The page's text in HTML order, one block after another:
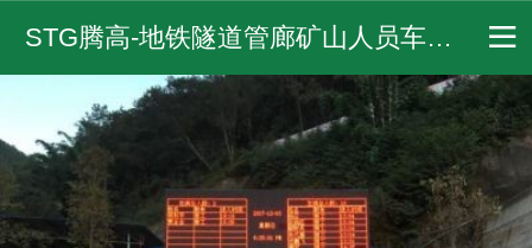
STG腾高-地铁隧道管廊矿山人员车辆定位方案,WIFI /UWB /蓝牙 /北斗 /gps定位器/ 隧道安全五大系统,隧道人员安全管理系统,轨行区通信调度设备厂家 - 腾高中泰